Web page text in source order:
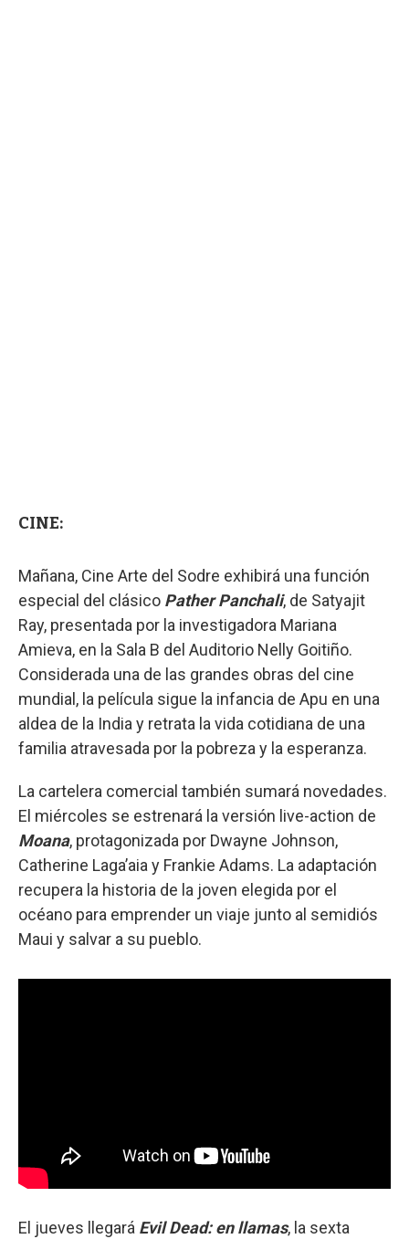
CINE:
Mañana, Cine Arte del Sodre exhibirá una función
especial del clásico Pather Panchali, de Satyajit
Ray, presentada por la investigadora Mariana
Amieva, en la Sala B del Auditorio Nelly Goitiño.
Considerada una de las grandes obras del cine
mundial, la película sigue la infancia de Apu en una
aldea de la India y retrata la vida cotidiana de una
familia atravesada por la pobreza y la esperanza.
La cartelera comercial también sumará novedades.
El miércoles se estrenará la versión live-action de
Moana, protagonizada por Dwayne Johnson,
Catherine Laga’aia y Frankie Adams. La adaptación
recupera la historia de la joven elegida por el
océano para emprender un viaje junto al semidiós
Maui y salvar a su pueblo.
El jueves llegará Evil Dead: en llamas, la sexta